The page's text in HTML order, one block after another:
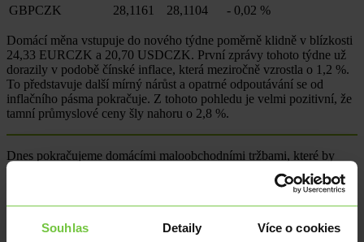
Souhlas Detaily Více o cookies
GBPCZK
28,1161 28,1104 - 0,02 %
Domácí měna vstupuje do nového týdne poměrně klidně v blízkosti
24,33 EURCZK a 20,70 USDCZK. První zprávy tohoto týdne už
dorazily v podobě čínské inflace, která meziročně vzrostla o 1,2 %.
To představuje další mírný nárůst a opatrné odpoutávání se od
inflačního pásma pokračuje. Z tohoto pohledu je velmi pozitivní, že
tamní průmyslové ceny šly nahoru o 2,8 %.
Dnes pokračujeme domácími maloobchodními tržbami, které by
měly podle všeho v březnu vzrůst o 3,4 %. To by sice znamenalo
mírné zpomalení, ale stále v zeleném, tedy rostoucím, spektru.
očekávat jakékoli zprávy z oblasti Blízkého východu. Dnes